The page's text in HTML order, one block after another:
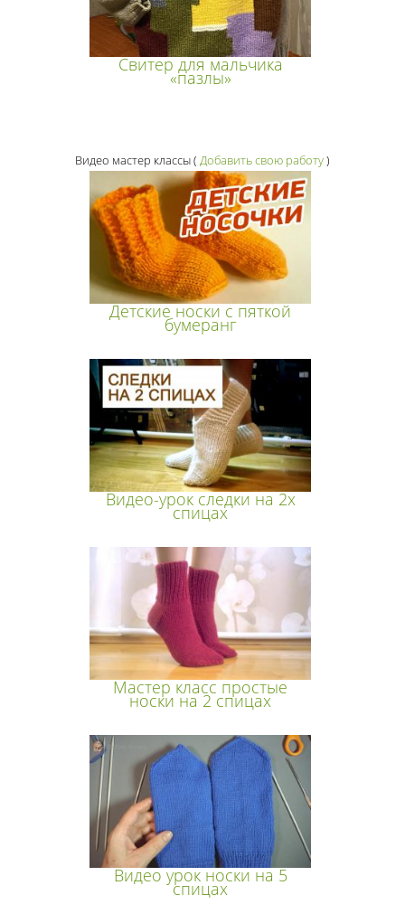
Свитер для мальчика
«пазлы»
Видео мастер классы( Добавить свою работу)
Детские носки с пяткой
бумеранг
Видео-урок следки на 2х
спицах
Мастер класс простые
носки на 2 спицах
Видео урок носки на 5
спицах